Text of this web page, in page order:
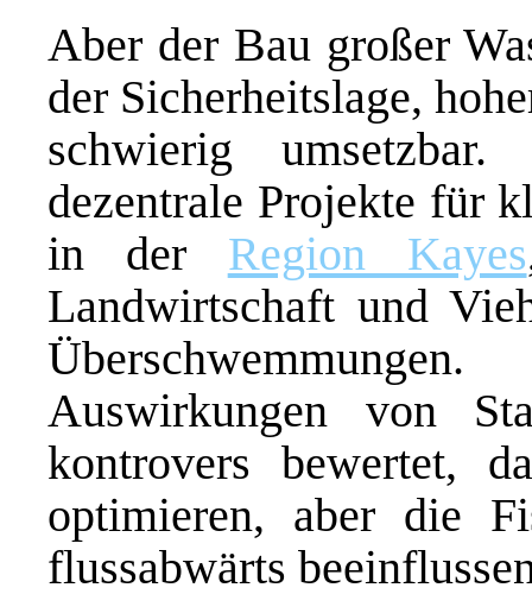
Aber der Bau großer
der Sicherheitslage,
schwierig
dezentrale Projekte für
in der Region Kayes
Landwirtschaft und
Auswirkungen von
kontrovers bewertet,
optimieren, aber die
flussabwärts